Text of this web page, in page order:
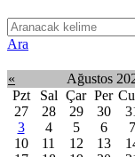
Ara
« Ağustos
Pzt
Sal Çar Per
27
28 29 30
3
4 5 6 7
10
11 12 13